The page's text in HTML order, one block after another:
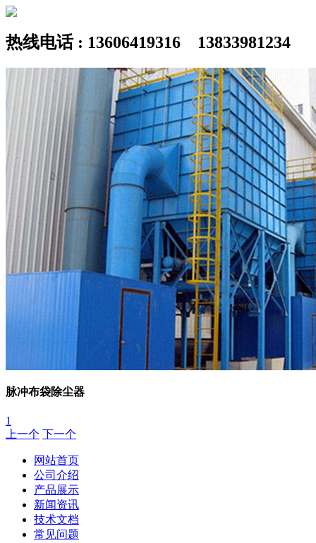
热线电话 : 13606419316 13833981234
脉冲布袋除尘器
1
上一个 下一个
网站首页
公司介绍
产品展示
新闻资讯
技术文档
常见问题